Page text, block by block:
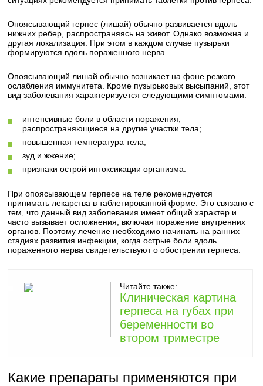
Опоясывающий герпес (лишай) обычно развивается вдоль
нижних ребер, распространяясь на живот. Однако возможна и
другая локализация. При этом в каждом случае пузырьки
формируются вдоль пораженного нерва.
Опоясывающий лишай обычно возникает на фоне резкого
ослабления иммунитета. Кроме пузырьковых высыпаний, этот
вид заболевания характеризуется следующими симптомами:
интенсивные боли в области поражения,
распространяющиеся на другие участки тела;
повышенная температура тела;
зуд и жжение;
признаки острой интоксикации организма.
При опоясывающем герпесе на теле рекомендуется
принимать лекарства в таблетированной форме. Это связано с
тем, что данный вид заболевания имеет общий характер и
часто вызывает осложнения, включая поражение внутренних
органов. Поэтому лечение необходимо начинать на ранних
стадиях развития инфекции, когда острые боли вдоль
пораженного нерва свидетельствуют о обострении герпеса.
Читайте также:
Клиническая картина
герпеса на губах при
беременности во
втором триместре
Какие препараты применяются при